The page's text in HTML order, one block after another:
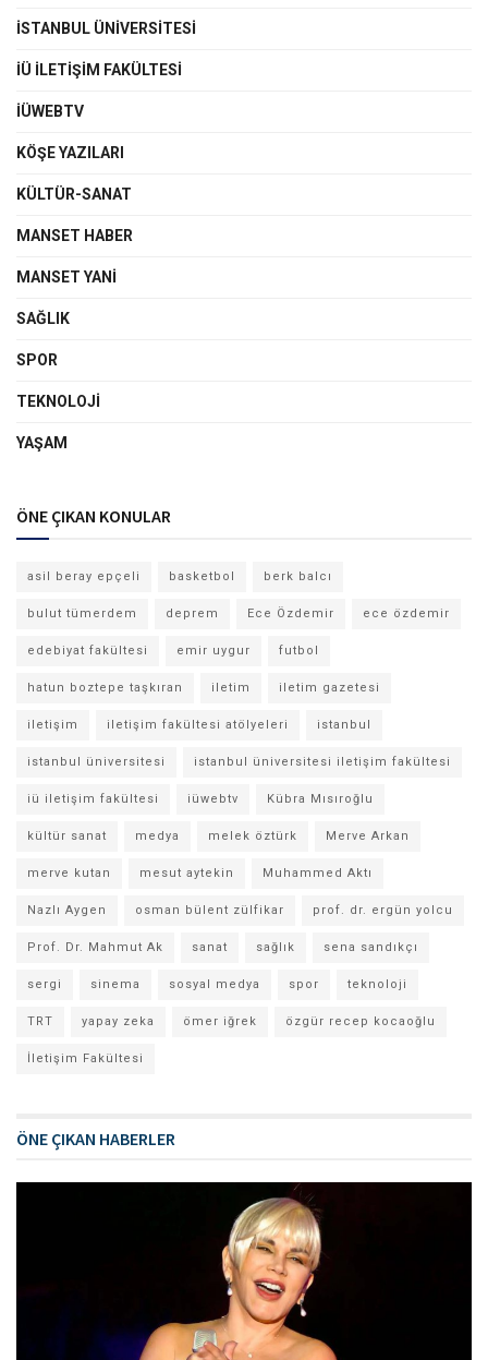
İSTANBUL ÜNIVERSITESI
İÜ İLETIŞIM FAKÜLTESI
İÜWEBTV
KÖŞE YAZILARI
KÜLTÜR-SANAT
MANSET HABER
MANSET YANI
SAĞLIK
SPOR
TEKNOLOJI
YAŞAM
ÖNE ÇIKAN KONULAR
asil beray epçeli basketbol berk balcı
bulut tümerdem deprem Ece Özdemir ece özdemir
edebiyat fakültesi emir uygur futbol
hatun boztepe taşkıran iletim iletim gazetesi
iletişim iletişim fakültesi atölyeleri istanbul
istanbul üniversitesi istanbul üniversitesi iletişim fakültesi
iü iletişim fakültesi iüwebtv Kübra Mısıroğlu
kültür sanat medya melek öztürk Merve Arkan
merve kutan mesut aytekin Muhammed Aktı
Nazlı Aygen osman bülent zülfikar prof. dr. ergün yolcu
Prof. Dr. Mahmut Ak sanat sağlık sena sandıkçı
sergi sinema sosyal medya spor teknoloji
TRT yapay zeka ömer iğrek özgür recep kocaoğlu
İletişim Fakültesi
ÖNE ÇIKAN HABERLER